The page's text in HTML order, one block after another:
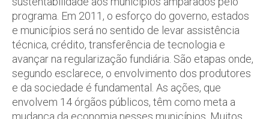
programa. Em 2011, o esforço do governo, estados
e municípios será no sentido de levar assistência
técnica, crédito, transferência de tecnologia e
avançar na regularização fundiária. São etapas onde,
segundo esclarece, o envolvimento dos produtores
e da sociedade é fundamental. As ações, que
envolvem 14 órgãos públicos, têm como meta a
mudança da economia nesses municípios. Muitos